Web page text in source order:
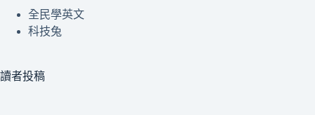
全民學英文
科技兔
讀者投稿